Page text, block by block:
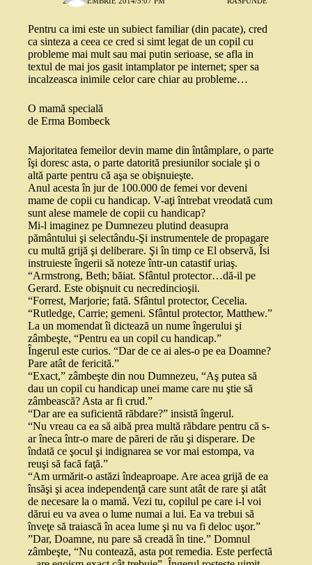
Pentru ca imi este un subiect familiar (din pacate), cred
ca sinteza a ceea ce cred si simt legat de un copil cu
probleme mai mult sau mai putin serioase, se afla in
textul de mai jos gasit intamplator pe internet; sper sa
incalzeasca inimile celor care chiar au probleme…
O mamă specială
de Erma Bombeck
Majoritatea femeilor devin mame din întâmplare, o parte
îşi doresc asta, o parte datorită presiunilor sociale şi o
altă parte pentru că aşa se obişnuieşte.
Anul acesta în jur de 100.000 de femei vor deveni
mame de copii cu handicap. V-aţi întrebat vreodată cum
sunt alese mamele de copii cu handicap?
Mi-l imaginez pe Dumnezeu plutind deasupra
pământului şi selectându-Şi instrumentele de propagare
cu multă grijă şi deliberare. Şi în timp ce El observă, Îsi
instruieste îngerii să noteze într-un catastif uriaş.
“Armstrong, Beth; băiat. Sfântul protector…dă-il pe
Gerard. Este obişnuit cu necredincioşii.
“Forrest, Marjorie; fată. Sfântul protector, Cecelia.
“Rutledge, Carrie; gemeni. Sfântul protector, Matthew.”
La un momendat îi dictează un nume îngerului şi
zâmbeşte, “Pentru ea un copil cu handicap.”
Îngerul este curios. “Dar de ce ai ales-o pe ea Doamne?
Pare atât de fericită.”
“Exact,” zâmbeşte din nou Dumnezeu, “Aş putea să
dau un copil cu handicap unei mame care nu ştie să
zâmbească? Asta ar fi crud.”
“Dar are ea suficientă răbdare?” insistă îngerul.
“Nu vreau ca ea să aibă prea multă răbdare pentru că s-
ar îneca într-o mare de păreri de rău şi disperare. De
îndată ce şocul şi indignarea se vor mai estompa, va
reuşi să facă faţă.”
“Am urmărit-o astăzi îndeaproape. Are acea grijă de ea
însăşi şi acea independenţă care sunt atât de rare şi atât
de necesare la o mamă. Vezi tu, copilul pe care i-l voi
dărui eu va avea o lume numai a lui. Ea va trebui să
înveţe să traiască în acea lume şi nu va fi deloc uşor.”
”Dar, Doamne, nu pare să creadă în tine.” Domnul
zâmbeşte, “Nu contează, asta pot remedia. Este perfectă